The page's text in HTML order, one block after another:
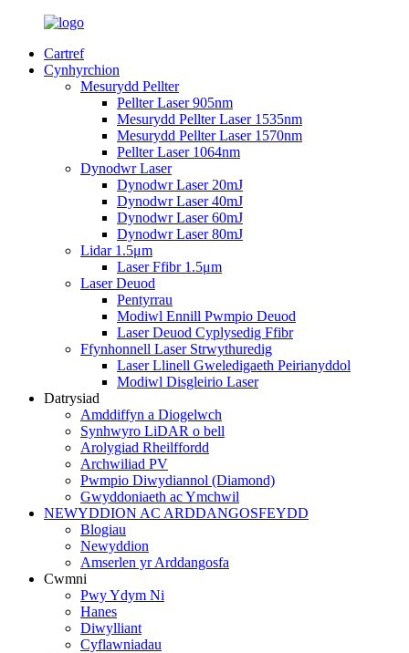
Cartref
Cynhyrchion
Mesurydd Pellter
Pellter Laser 905nm
Mesurydd Pellter Laser 1535nm
Mesurydd Pellter Laser 1570nm
Pellter Laser 1064nm
Dynodwr Laser
Dynodwr Laser 20mJ
Dynodwr Laser 40mJ
Dynodwr Laser 60mJ
Dynodwr Laser 80mJ
Lidar 1.5μm
Laser Ffibr 1.5μm
Laser Deuod
Pentyrrau
Modiwl Ennill Pwmpio Deuod
Laser Deuod Cyplysedig Ffibr
Ffynhonnell Laser Strwythuredig
Laser Llinell Gweledigaeth Peirianyddol
Modiwl Disgleirio Laser
Datrysiad
Amddiffyn a Diogelwch
Synhwyro LiDAR o bell
Arolygiad Rheilffordd
Archwiliad PV
Pwmpio Diwydiannol (Diamond)
Gwyddoniaeth ac Ymchwil
NEWYDDION AC ARDDANGOSFEYDD
Blogiau
Newyddion
Amserlen yr Arddangosfa
Cwmni
Pwy Ydym Ni
Hanes
Diwylliant
Cyflawniadau